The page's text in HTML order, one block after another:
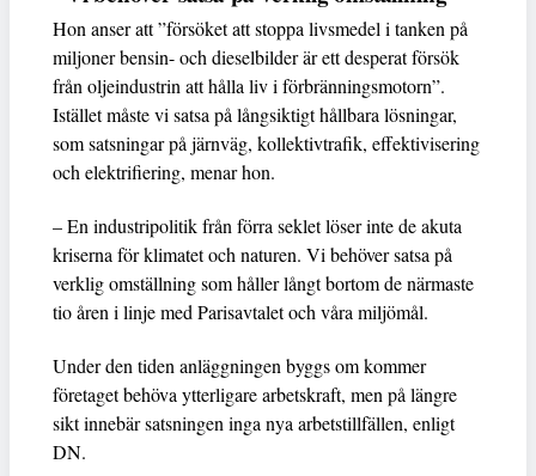
Hon anser att ”försöket att stoppa livsmedel i tanken på
miljoner bensin- och dieselbilder är ett desperat försök
från oljeindustrin att hålla liv i förbränningsmotorn”.
Istället måste vi satsa på långsiktigt hållbara lösningar,
som satsningar på järnväg, kollektivtrafik, effektivisering
och elektrifiering, menar hon.
– En industripolitik från förra seklet löser inte de akuta
kriserna för klimatet och naturen. Vi behöver satsa på
verklig omställning som håller långt bortom de närmaste
tio åren i linje med Parisavtalet och våra miljömål.
Under den tiden anläggningen byggs om kommer
företaget behöva ytterligare arbetskraft, men på längre
sikt innebär satsningen inga nya arbetstillfällen, enligt
DN.